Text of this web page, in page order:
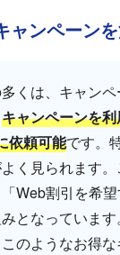
ャンペーン
くは、キャン
キャンペーンを
依頼可能です。
く見られます
Web割引を希
となっています
のようなお得